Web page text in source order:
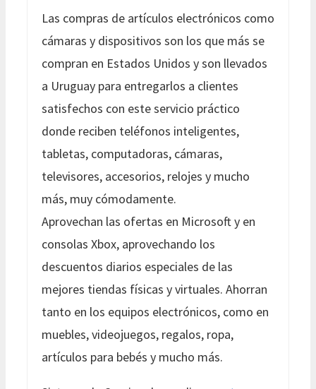
Las compras de artículos electrónicos como
cámaras y dispositivos son los que más se
compran en Estados Unidos y son llevados
a Uruguay para entregarlos a clientes
satisfechos con este servicio práctico
donde reciben teléfonos inteligentes,
tabletas, computadoras, cámaras,
televisores, accesorios, relojes y mucho
más, muy cómodamente.
Aprovechan las ofertas en Microsoft y en
consolas Xbox, aprovechando los
descuentos diarios especiales de las
mejores tiendas físicas y virtuales. Ahorran
tanto en los equipos electrónicos, como en
muebles, videojuegos, regalos, ropa,
artículos para bebés y mucho más.